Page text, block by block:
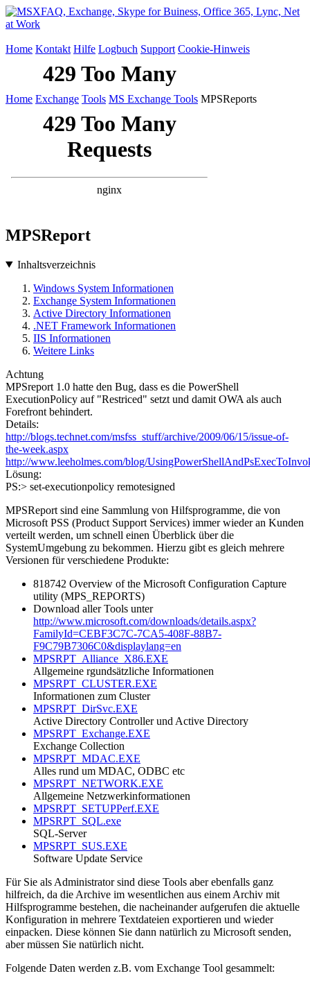
Home Kontakt Hilfe Logbuch Support Cookie-Hinweis
Home Exchange Tools MS Exchange Tools MPSReports
MPSReport
Inhaltsverzeichnis
Windows System Informationen
Exchange System Informationen
Active Directory Informationen
.NET Framework Informationen
IIS Informationen
Weitere Links
Achtung
MPSreport 1.0 hatte den Bug, dass es die PowerShell
ExecutionPolicy auf "Restriced" setzt und damit OWA als auch
Forefront behindert.
Details:
http://blogs.technet.com/msfss_stuff/archive/2009/06/15/issue-of-
the-week.aspx
http://www.leeholmes.com/blog/
Lösung:
PS:> set-executionpolicy remotesigned
MPSReport sind eine Sammlung von Hilfsprogramme, die von
Microsoft PSS (Product Support Services) immer wieder an Kunden
verteilt werden, um schnell einen Überblick über die
SystemUmgebung zu bekommen. Hierzu gibt es gleich mehrere
Versionen für verschiedene Produkte:
818742 Overview of the Microsoft Configuration Capture
utility (MPS_REPORTS)
Download aller Tools unter
http://www.microsoft.com/downloads/details.aspx?
FamilyId=CEBF3C7C-7CA5-408F-88B7-
F9C79B7306C0&displaylang=en
MPSRPT_Alliance_X86.EXE
Allgemeine rgundsätzliche Informationen
MPSRPT_CLUSTER.EXE
Informationen zum Cluster
MPSRPT_DirSvc.EXE
Active Directory Controller und Active Directory
MPSRPT_Exchange.EXE
Exchange Collection
MPSRPT_MDAC.EXE
Alles rund um MDAC, ODBC etc
MPSRPT_NETWORK.EXE
Allgemeine Netzwerkinformationen
MPSRPT_SETUPPerf.EXE
MPSRPT_SQL.exe
SQL-Server
MPSRPT_SUS.EXE
Software Update Service
Für Sie als Administrator sind diese Tools aber ebenfalls ganz
hilfreich, da die Archive im wesentlichen aus einem Archiv mit
Hilfsprogramme bestehen, die nacheinander aufgerufen die aktuelle
Konfiguration in mehrere Textdateien exportieren und wieder
einpacken. Diese können Sie dann natürlich zu Microsoft senden,
aber müssen Sie natürlich nicht.
Folgende Daten werden z.B. vom Exchange Tool gesammelt: